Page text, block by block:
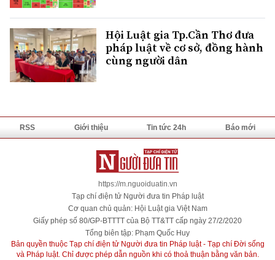
Hội Luật gia Tp.Cần Thơ đưa
pháp luật về cơ sở, đồng hành
cùng người dân
RSS Giới thiệu Tin tức 24h Báo mới
https://m.nguoiduatin.vn
Tạp chí điện tử Người đưa tin Pháp luật
Cơ quan chủ quản: Hội Luật gia Việt Nam
Giấy phép số 80/GP-BTTTT của Bộ TT&TT cấp ngày 27/2/2020
Tổng biên tập: Phạm Quốc Huy
Bản quyền thuộc Tạp chí điện tử Người đưa tin Pháp luật - Tạp chí Đời sống
và Pháp luật. Chỉ được phép dẫn nguồn khi có thoả thuận bằng văn bản.